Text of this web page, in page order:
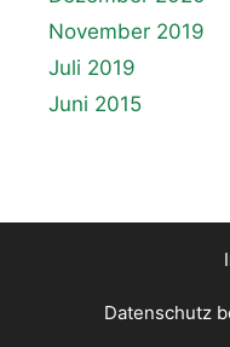
November 2019
Juli 2019
Juni 2015
Datenschutz